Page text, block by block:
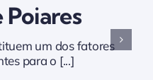
um dos fatores
para o [...]